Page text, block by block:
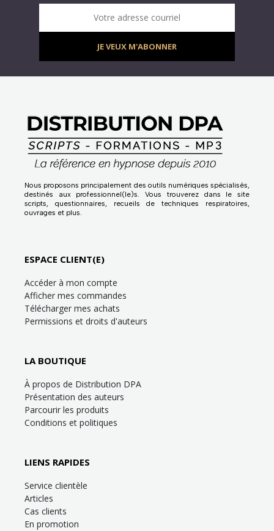
Votre adresse courriel
JE VEUX M'ABONNER
Nous proposons principalement des outils numériques spécialisés,
destinés aux professionnel(le)s. Vous trouverez dans le site
scripts, questionnaires, recueils de techniques respiratoires,
ouvrages et plus.
ESPACE CLIENT(E)
Accéder à mon compte
Afficher mes commandes
Télécharger mes achats
Permissions et droits d'auteurs
LA BOUTIQUE
À propos de Distribution DPA
Présentation des auteurs
Parcourir les produits
Conditions et politiques
LIENS RAPIDES
Service clientèle
Articles
Cas clients
En promotion